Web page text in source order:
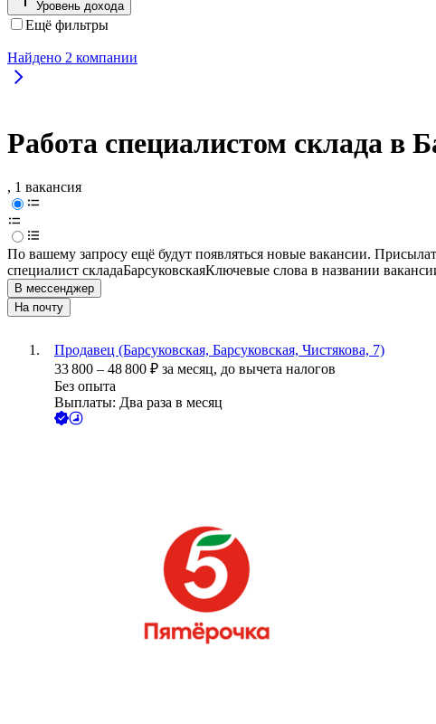
Уровень дохода
Ещё фильтры
Найдено 2 компании
Работа специалистом склада в
, 1 вакансия
По вашему запросу ещё будут появляться новые вакансии.
специалист складаБарсуковскаяКлючевые слова в названии
В мессенджер
На почту
Продавец (Барсуковская, Барсуковская, Чистякова, 7)
33 800 – 48 800 ₽ за месяц, до вычета налогов
Без опыта
Выплаты: Два раза в месяц